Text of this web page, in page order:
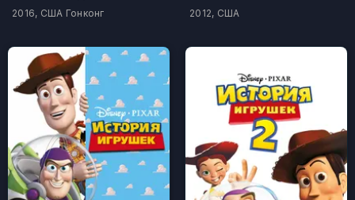
2016, США Гонконг 2012, США